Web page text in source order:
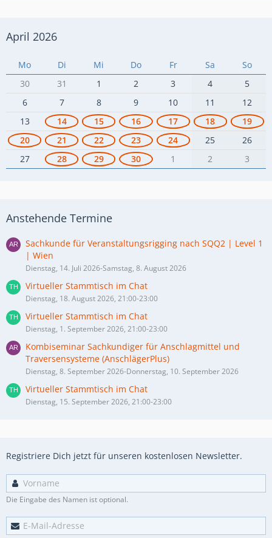
April 2026
Mo Di Mi Do Fr Sa
So
30
31 1 2 3 4
5
6
7 8 9 10 11
12
13
14 15 16 17 18
19
20
21 22 23 24 25
26
27
28 29 30 1 2 3
Anstehende Termine
Sachkunde für Veranstaltungsrigging nach SQQ2 | Level 1
| Wien
Dienstag, 14. Juli 2026-Samstag, 8. August 2026
Virtueller Stammtisch im Chat
Dienstag, 18. August 2026, 21:00-23:00
Virtueller Stammtisch im Chat
Dienstag, 1. September 2026, 21:00-23:00
Kombiseminar Sachkundiger für Anschlagmittel und
Traversensysteme (AnschlägerPlus)
Dienstag, 8. September 2026-Donnerstag, 10. September 2026
Virtueller Stammtisch im Chat
Dienstag, 15. September 2026, 21:00-23:00
Registriere Dich jetzt für unseren kostenlosen Newsletter.
Die Eingabe des Namen ist optional.